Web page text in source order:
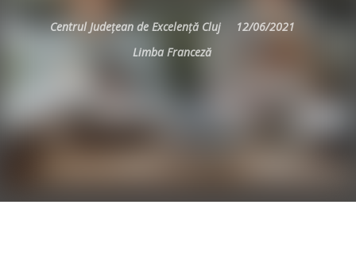
Centrul Județean de Excelență Cluj
12/06/2021
Limba Franceză